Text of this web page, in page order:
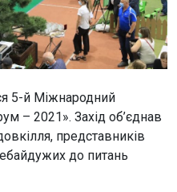
5-й Міжнародний
– 2021». Захід об’єднав
представників
до питань